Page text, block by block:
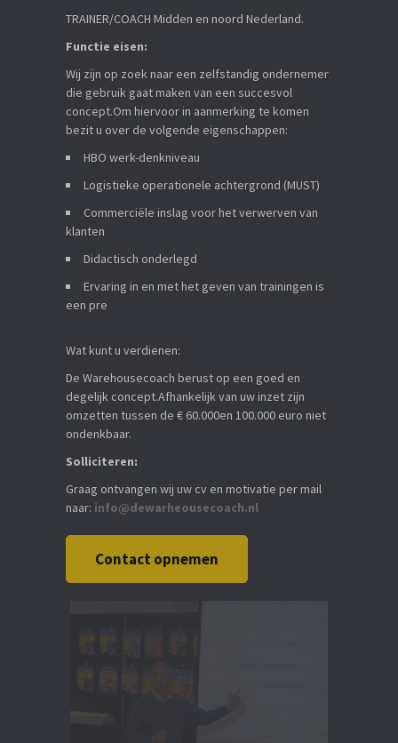
TRAINER/COACH Midden en noord Nederland.
Functie eisen:
Wij zijn op zoek naar een zelfstandig ondernemer
die gebruik gaat maken van een succesvol
concept.Om hiervoor in aanmerking te komen
bezit u over de volgende eigenschappen:
HBO werk-denkniveau
Logistieke operationele achtergrond (MUST)
Commerciële inslag voor het verwerven van
klanten
Didactisch onderlegd
Ervaring in en met het geven van trainingen is
een pre
Wat kunt u verdienen:
De Warehousecoach berust op een goed en
degelijk concept.Afhankelijk van uw inzet zijn
omzetten tussen de € 60.000en 100.000 euro niet
ondenkbaar.
Solliciteren:
Graag ontvangen wij uw cv en motivatie per mail
naar: info@dewarheousecoach.nl
Contact opnemen